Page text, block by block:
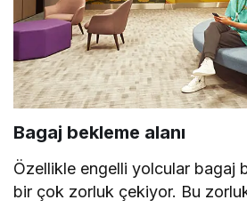
Bagaj bekleme alanı
Özellikle engelli yolcular bagaj
bir çok zorluk çekiyor. Bu